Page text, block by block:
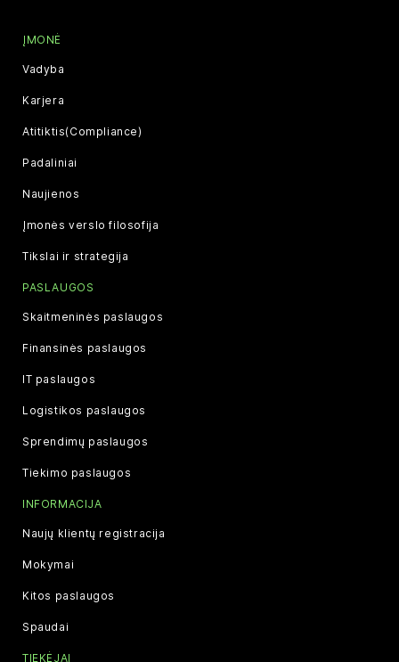
ĮMONĖ
Vadyba
Karjera
Atitiktis(Compliance)
Padaliniai
Naujienos
Įmonės verslo filosofija
Tikslai ir strategija
PASLAUGOS
Skaitmeninės paslaugos
Finansinės paslaugos
IT paslaugos
Logistikos paslaugos
Sprendimų paslaugos
Tiekimo paslaugos
INFORMACIJA
Naujų klientų registracija
Mokymai
Kitos paslaugos
Spaudai
TIEKĖJAI